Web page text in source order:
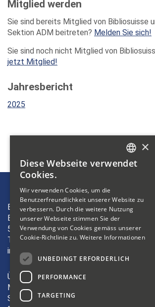
Mitglied werden
Sie sind bereits Mitglied von Bibliosuisse
Sektion ADM beitreten? Melden Sie sich!
Sie sind noch nicht Mitglied von
jetzt Mitglied!
Jahresbericht
2025
Bibliosuisse
Bleichemattstrasse 42
5000 Aarau
T +41 62 823 19 38
info(at)bibliosuisse.ch
Über uns
Mitglieder
Sektionen
GERMAN
ITALIAN
×
Diese Webseite verwendet
Cookies.
Wir verwenden Cookies, um die
Benutzerfreundlichkeit unserer Website zu
verbessern. Durch die weitere Nutzung
unserer Webseite stimmen Sie der
Verwendung von Cookies gemäss unserer
Cookie-Richtlinie zu. Weitere Informationen
UNBEDINGT ERFORDERLICH
PERFORMANCE
TARGETING